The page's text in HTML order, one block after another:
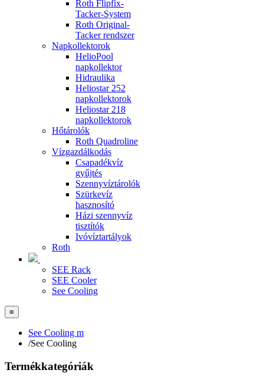
Roth Flipfix-
Tacker-System
Roth Original-
Tacker rendszer
Napkollektorok
HelioPool
napkollektor
Hidraulika
Heliostar 252
napkollektorok
Heliostar 218
napkollektorok
Hőtárolók
Roth Quadroline
Vízgazdálkodás
Csapadékvíz
gyűjtés
Szennyvíztárolók
Szürkevíz
hasznosító
Házi szennyvíz
tisztítók
Ivóvíztartályok
Roth
SEE Rack
SEE Cooler
See Cooling
≡
See Cooling m
/See Cooling
Termékkategóriák